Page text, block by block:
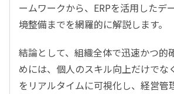
ームワークから、ERPを活用したデ
境整備までを網羅的に解説します。
結論として、組織全体で迅速かつ的
めには、個人のスキル向上だけでな
をリアルタイムに可視化し、経営管